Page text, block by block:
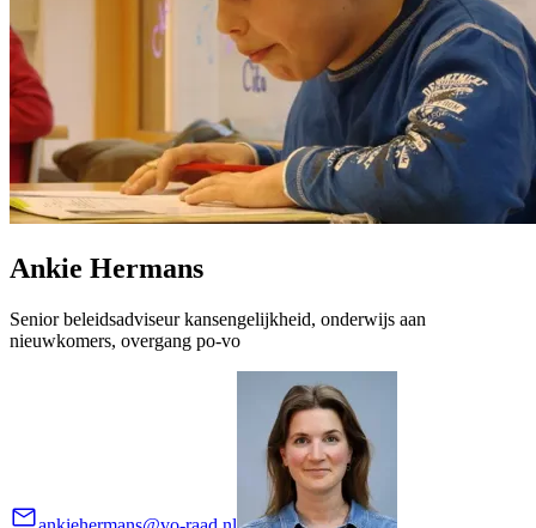
Ankie Hermans
Senior beleidsadviseur kansengelijkheid, onderwijs aan
nieuwkomers, overgang po-vo